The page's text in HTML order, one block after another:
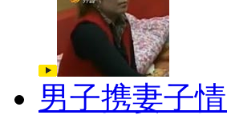
男子携妻子